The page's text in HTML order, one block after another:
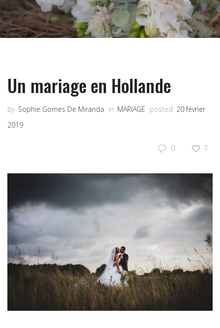
Un mariage en Hollande
by Sophie Gomes De Miranda in MARIAGE posted 20 février
2019
0 7